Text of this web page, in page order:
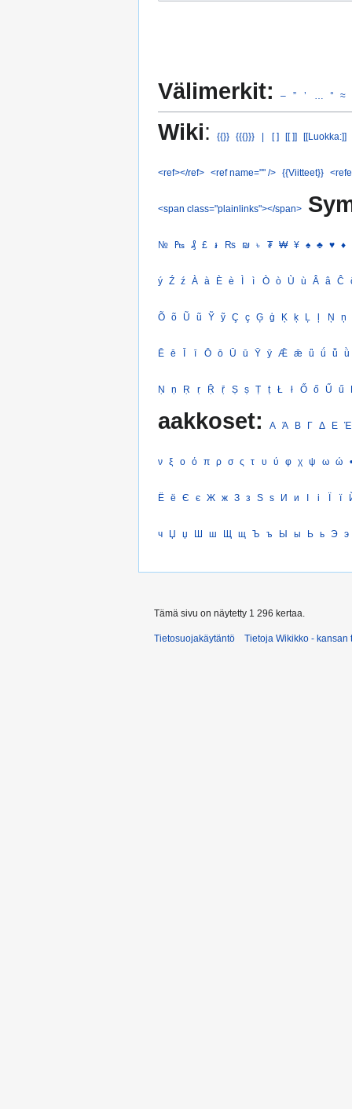
Välimerkit: – ” ’ ° ≈
Wiki: {{}} {{{}}} | [ ] [[ ]] [[Luokka:]]
<ref></ref> <ref name="" /> {{Viitteet}}
<span class="plainlinks"></span>
№ ₧ ₰ £ ៛ ₨ ₪ ৳ ₮ ₩ ¥ ♠ ♣ ♥ ♦
ý Ź ź À à È è Ì ì Ò ò Ù ù Â â Ĉ
Õ õ Ũ ũ Ỹ ỹ Ç ç Ģ ģ Ķ ķ Ļ ļ Ņ ņ
Ē ē Ī ī Ō ō Ū ū Ȳ ȳ Ǣ ǣ ǖ ǘ ǚ ǜ
Ṇ ṇ Ṛ ṛ Ṝ ṝ Ṣ ṣ Ṭ ṭ Ł ł Ő ő Ű ű
aakkoset: Α Ά Β Γ Δ Ε Έ
ν ξ ο ό π ρ σ ς τ υ ύ φ χ ψ ω ώ •
Ё ё Є є Ж ж З з Ѕ ѕ И и І і Ї ї
ч Џ џ Ш ш Щ щ Ъ ъ Ы ы Ь ь Э э
Tämä sivu on näytetty 1 296 kertaa.
Tietosuojakäytäntö Tietoja Wikikko - kansan